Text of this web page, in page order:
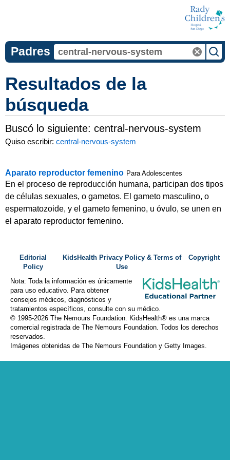
Padres
Resultados de la
búsqueda
Buscó lo siguiente: central-nervous-system
Quiso escribir: central-nervous-system
Aparato reproductor femenino Para Adolescentes
En el proceso de reproducción humana, participan dos tipos
de células sexuales, o gametos. El gameto masculino, o
espermatozoide, y el gameto femenino, u óvulo, se unen en
el aparato reproductor femenino.
Editorial
Policy
KidsHealth Privacy Policy & Terms of
Use
Copyright
Nota: Toda la información es únicamente
para uso educativo. Para obtener
consejos médicos, diagnósticos y
tratamientos específicos, consulte con su médico.
© 1995-2026 The Nemours Foundation. KidsHealth® es una marca
comercial registrada de The Nemours Foundation. Todos los derechos
reservados.
Imágenes obtenidas de The Nemours Foundation y Getty Images.